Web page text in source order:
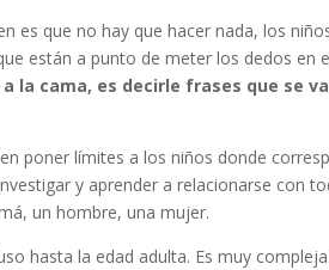
es que no hay que hacer nada, los
están a punto de meter los dedos en
la cama, es decirle frases que se
poner límites a los niños donde
y aprender a relacionarse con
un hombre, una mujer.
hasta la edad adulta. Es muy